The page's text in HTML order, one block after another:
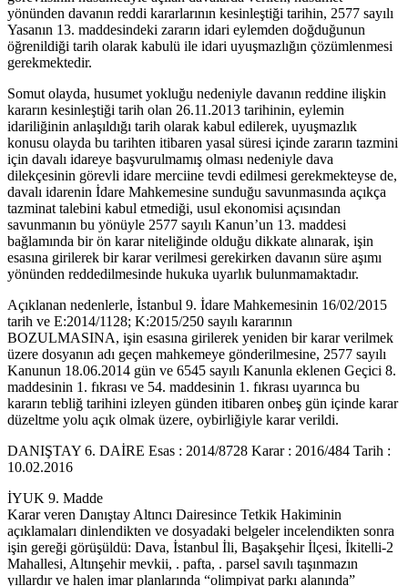
yönünden davanın reddi kararlarının kesinleştiği tarihin, 2577 sayılı
Yasanın 13. maddesindeki zararın idari eylemden doğduğunun
öğrenildiği tarih olarak kabulü ile idari uyuşmazlığın çözümlenmesi
gerekmektedir.
Somut olayda, husumet yokluğu nedeniyle davanın reddine ilişkin
kararın kesinleştiği tarih olan 26.11.2013 tarihinin, eylemin
idariliğinin anlaşıldığı tarih olarak kabul edilerek, uyuşmazlık
konusu olayda bu tarihten itibaren yasal süresi içinde zararın tazmini
için davalı idareye başvurulmamış olması nedeniyle dava
dilekçesinin görevli idare merciine tevdi edilmesi gerekmekteyse de,
davalı idarenin İdare Mahkemesine sunduğu savunmasında açıkça
tazminat talebini kabul etmediği, usul ekonomisi açısından
savunmanın bu yönüyle 2577 sayılı Kanun’un 13. maddesi
bağlamında bir ön karar niteliğinde olduğu dikkate alınarak, işin
esasına girilerek bir karar verilmesi gerekirken davanın süre aşımı
yönünden reddedilmesinde hukuka uyarlık bulunmamaktadır.
Açıklanan nedenlerle, İstanbul 9. İdare Mahkemesinin 16/02/2015
tarih ve E:2014/1128; K:2015/250 sayılı kararının
BOZULMASINA, işin esasına girilerek yeniden bir karar verilmek
üzere dosyanın adı geçen mahkemeye gönderilmesine, 2577 sayılı
Kanunun 18.06.2014 gün ve 6545 sayılı Kanunla eklenen Geçici 8.
maddesinin 1. fıkrası ve 54. maddesinin 1. fıkrası uyarınca bu
kararın tebliğ tarihini izleyen günden itibaren onbeş gün içinde karar
düzeltme yolu açık olmak üzere, oybirliğiyle karar verildi.
DANIŞTAY 6. DAİRE Esas : 2014/8728 Karar : 2016/484 Tarih :
10.02.2016
İYUK 9. Madde
Karar veren Danıştay Altıncı Dairesince Tetkik Hakiminin
açıklamaları dinlendikten ve dosyadaki belgeler incelendikten sonra
işin gereği görüşüldü: Dava, İstanbul İli, Başakşehir İlçesi, İkitelli-2
Mahallesi, Altınşehir mevkii, . pafta, . parsel savılı taşınmazın
yıllardır ve halen imar planlarında “olimpiyat parkı alanında”